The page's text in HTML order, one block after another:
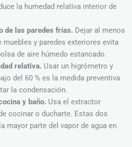
la humedad relativa interior de
de las paredes frías. Dejar al menos
y paredes exteriores evita
de aire húmedo estancado.
relativa. Usar un higrómetro y
del 60 % es la medida preventiva
la condensación.
y baño. Usa el extractor
cocinar o ducharte. Estas dos
mayor parte del vapor de agua en